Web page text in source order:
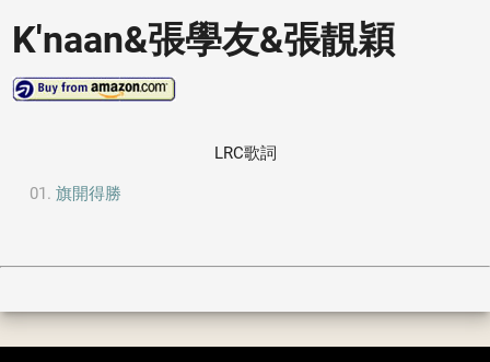
K'naan&張學友&張靚穎
LRC歌詞
旗開得勝